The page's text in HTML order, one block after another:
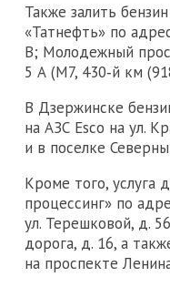
Также залить
«Татнефть» по
В; Молодежный
5 А (М7, 430‑й км
В Дзержинске
на АЗС Esco на ул.
и в поселке
Кроме того,
процессинг» по
ул. Терешковой, д.
дорога, д. 16, а
на проспекте